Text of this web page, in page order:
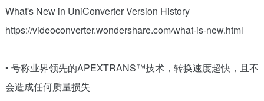
What's New in UniConverter Version History
https://videoconverter.wondershare.com/what-is-new.html
• 号称业界领先的APEXTRANS™技术，转换速度超快，且不
会造成任何质量损失